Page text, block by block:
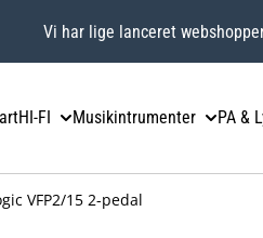
Vi har lige lanceret
HI-FI Musikintrumenter PA &
VFP2/15 2-pedal